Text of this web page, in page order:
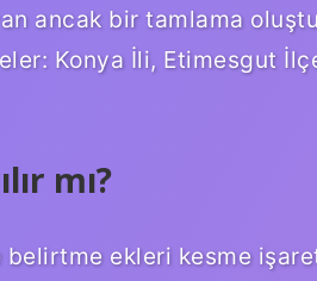
ancak bir tamlama
Konya İli, Etimesgut
mı?
ekleri kesme